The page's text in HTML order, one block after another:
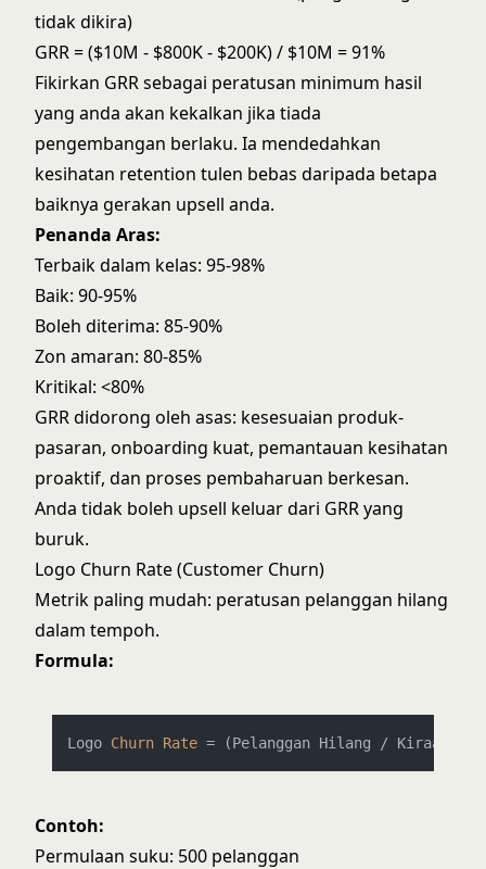
tidak dikira)
GRR = ($10M - $800K - $200K) / $10M = 91%
Fikirkan GRR sebagai peratusan minimum hasil
yang anda akan kekalkan jika tiada
pengembangan berlaku. Ia mendedahkan
kesihatan retention tulen bebas daripada betapa
baiknya gerakan upsell anda.
Penanda Aras:
Terbaik dalam kelas: 95-98%
Baik: 90-95%
Boleh diterima: 85-90%
Zon amaran: 80-85%
Kritikal: <80%
GRR didorong oleh asas: kesesuaian produk-
pasaran, onboarding kuat, pemantauan kesihatan
proaktif, dan proses pembaharuan berkesan.
Anda tidak boleh upsell keluar dari GRR yang
buruk.
Logo Churn Rate (Customer Churn)
Metrik paling mudah: peratusan pelanggan hilang
dalam tempoh.
Formula:
Logo Churn Rate = (Pelanggan Hilang / Kiraan
Contoh:
Permulaan suku: 500 pelanggan